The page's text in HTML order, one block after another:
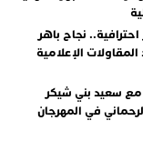
نجاح باهر
المقاولات الإعلامية
مع سعيد بني شيكر
في المهرجان